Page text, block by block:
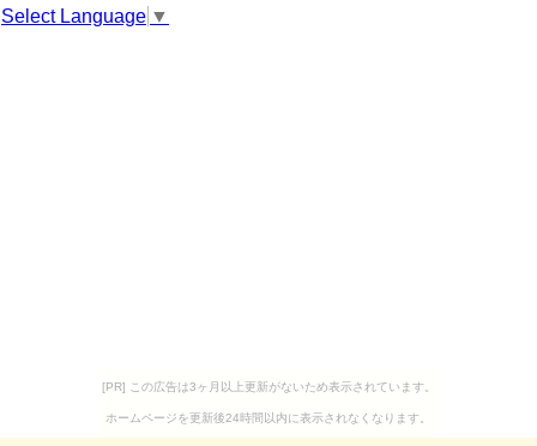
Select Language ▼
[PR] この広告は3ヶ月以上更新がないため表示されています。
ホームページを更新後24時間以内に表示されなくなります。